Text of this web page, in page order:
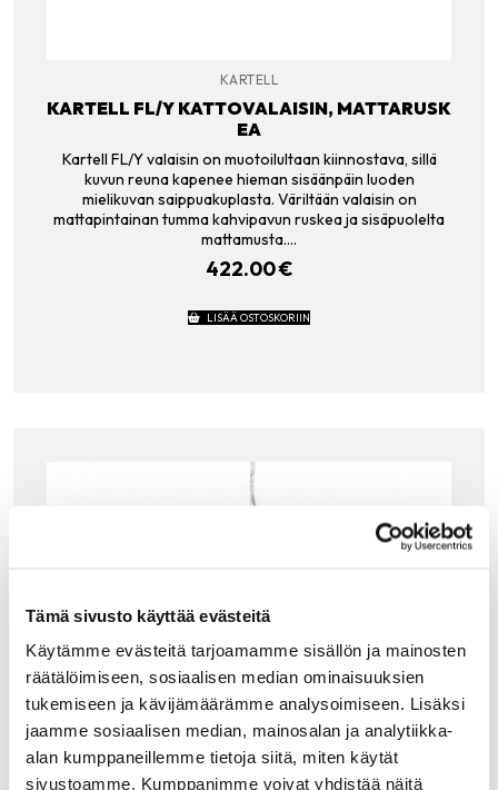
Tämä sivusto käyttää evästeitä
Käytämme evästeitä tarjoamamme sisällön ja mainosten
räätälöimiseen, sosiaalisen median ominaisuuksien
tukemiseen ja kävijämäärämme analysoimiseen. Lisäksi
jaamme sosiaalisen median, mainosalan ja analytiikka-
alan kumppaneillemme tietoja siitä, miten käytät
sivustoamme. Kumppanimme voivat yhdistää näitä
KARTELL
KARTELL FL/Y KATTOVALAISIN, MATTARUSK
EA
Kartell FL/Y valaisin on muotoilultaan kiinnostava, sillä
kuvun reuna kapenee hieman sisäänpäin luoden
mielikuvan saippuakuplasta. Väriltään valaisin on
mattapintainan tumma kahvipavun ruskea ja sisäpuolelta
mattamusta.…
422.00€
LISÄÄ OSTOSKORIIN